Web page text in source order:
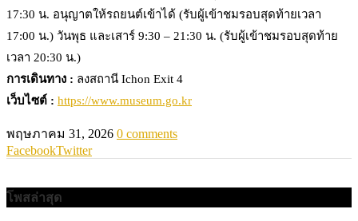
17:30 น. อนุญาตให้รถยนต์เข้าได้ (รับผู้เข้าชมรอบสุดท้ายเวลา
17:00 น.) วันพุธ และเสาร์ 9:30 – 21:30 น. (รับผู้เข้าชมรอบสุดท้าย
เวลา 20:30 น.)
การเดินทาง : ลงสถานี Ichon Exit 4
เว็บไซต์ : https://www.museum.go.kr
พฤษภาคม 31, 2026 0 comments
FacebookTwitter
โพสล่าสุด